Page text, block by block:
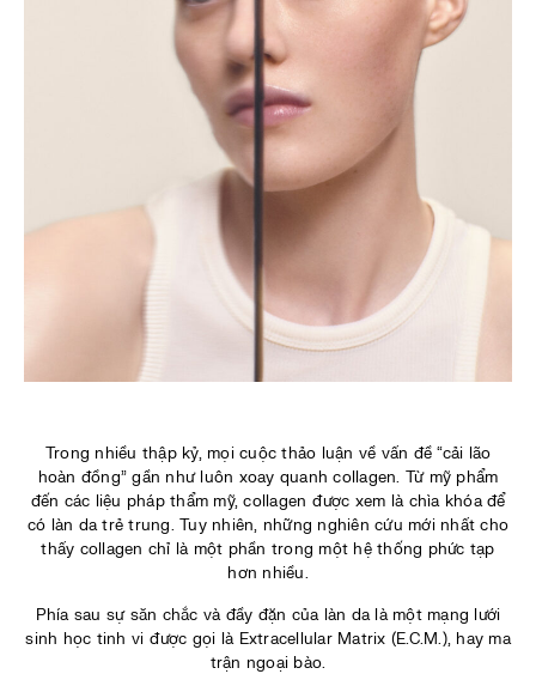
Trong nhiều thập kỷ, mọi cuộc thảo luận về vấn đề “cải lão
hoàn đồng” gần như luôn xoay quanh collagen. Từ mỹ phẩm
đến các liệu pháp thẩm mỹ, collagen được xem là chìa khóa để
có làn da trẻ trung. Tuy nhiên, những nghiên cứu mới nhất cho
thấy collagen chỉ là một phần trong một hệ thống phức tạp
hơn nhiều.
Phía sau sự săn chắc và đầy đặn của làn da là một mạng lưới
sinh học tinh vi được gọi là Extracellular Matrix (E.C.M.), hay ma
trận ngoại bào.